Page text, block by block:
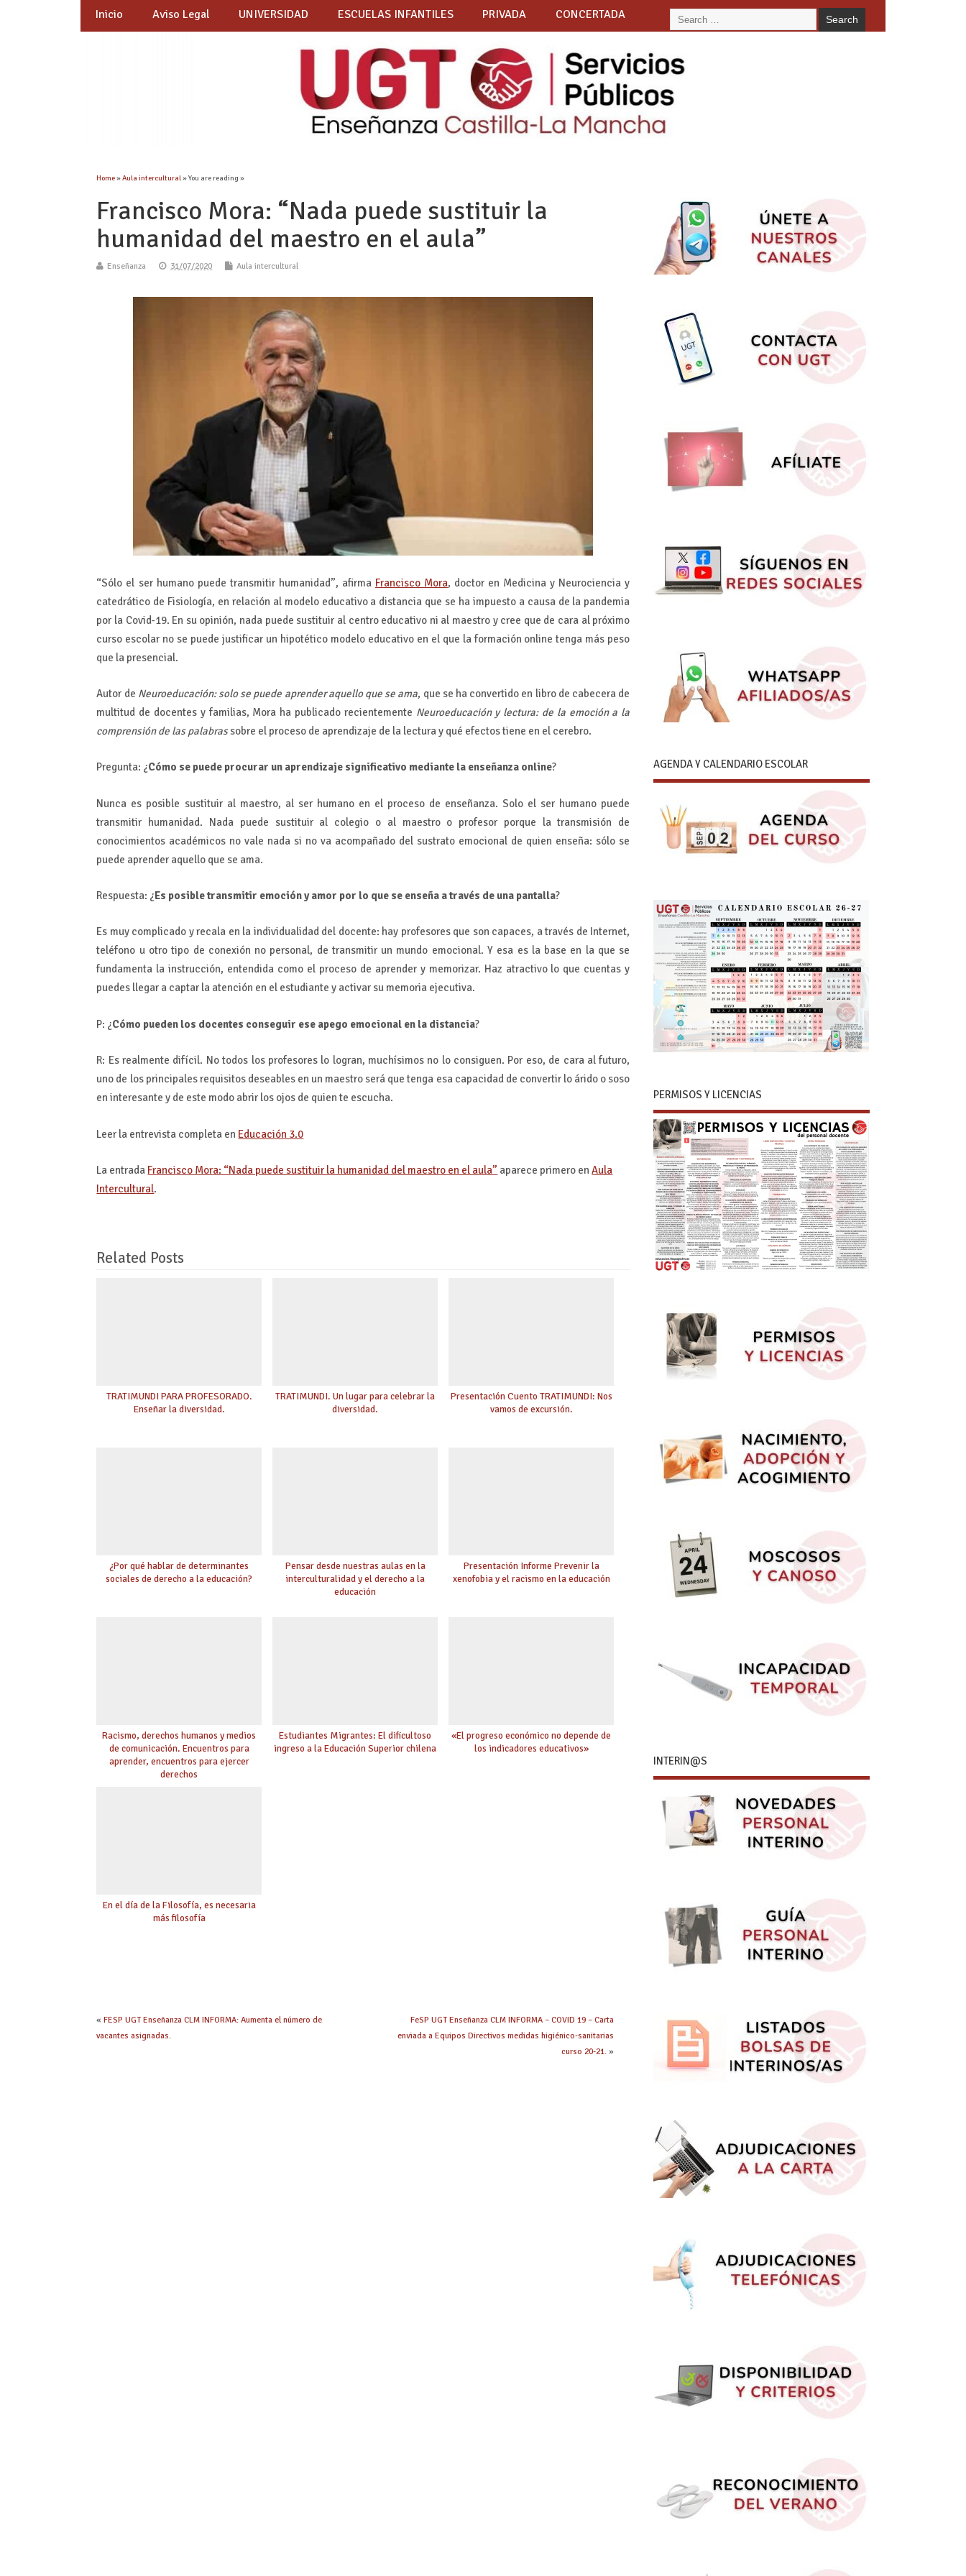
Inicio Aviso Legal UNIVERSIDAD ESCUELAS INFANTILES PRIVADA CONCERTADA
Home»Aula intercultural» You are reading »
Francisco Mora: “Nada puede sustituir la
humanidad del maestro en el aula”
Enseñanza 31/07/2020 Aula intercultural
“Sólo el ser humano puede transmitir humanidad”, afirma Francisco Mora, doctor en Medicina y Neurociencia y
catedrático de Fisiología, en relación al modelo educativo a distancia que se ha impuesto a causa de la pandemia
por la Covid-19. En su opinión, nada puede sustituir al centro educativo ni al maestro y cree que de cara al próximo
curso escolar no se puede justificar un hipotético modelo educativo en el que la formación online tenga más peso
que la presencial.
Autor de Neuroeducación: solo se puede aprender aquello que se ama, que se ha convertido en libro de cabecera de
multitud de docentes y familias, Mora ha publicado recientemente Neuroeducación y lectura: de la emoción a la
comprensión de las palabrassobre el proceso de aprendizaje de la lectura y qué efectos tiene en el cerebro.
Pregunta: ¿Cómo se puede procurar un aprendizaje significativo mediante la enseñanza online?
Nunca es posible sustituir al maestro, al ser humano en el proceso de enseñanza. Solo el ser humano puede
transmitir humanidad. Nada puede sustituir al colegio o al maestro o profesor porque la transmisión de
conocimientos académicos no vale nada si no va acompañado del sustrato emocional de quien enseña: sólo se
puede aprender aquello que se ama.
Respuesta: ¿Es posible transmitir emoción y amor por lo que se enseña a través de una pantalla?
Es muy complicado y recala en la individualidad del docente: hay profesores que son capaces, a través de Internet,
teléfono u otro tipo de conexión no personal, de transmitir un mundo emocional. Y esa es la base en la que se
fundamenta la instrucción, entendida como el proceso de aprender y memorizar. Haz atractivo lo que cuentas y
puedes llegar a captar la atención en el estudiante y activar su memoria ejecutiva.
P: ¿Cómo pueden los docentes conseguir ese apego emocional en la distancia?
R: Es realmente difícil. No todos los profesores lo logran, muchísimos no lo consiguen. Por eso, de cara al futuro,
uno de los principales requisitos deseables en un maestro será que tenga esa capacidad de convertir lo árido o soso
en interesante y de este modo abrir los ojos de quien te escucha.
Leer la entrevista completa en Educación 3.0
La entrada Francisco Mora: “Nada puede sustituir la humanidad del maestro en el aula” aparece primero enAula
Intercultural.
Related Posts
TRATIMUNDI PARA PROFESORADO.
Enseñar la diversidad.
TRATIMUNDI. Un lugar para celebrar la
diversidad.
Presentación Cuento TRATIMUNDI: Nos
vamos de excursión.
¿Por qué hablar de determinantes
sociales de derecho a la educación?
Pensar desde nuestras aulas en la
interculturalidad y el derecho a la
educación
Presentación Informe Prevenir la
xenofobia y el racismo en la educación
Racismo, derechos humanos y medios
de comunicación. Encuentros para
aprender, encuentros para ejercer
derechos
Estudiantes Migrantes: El dificultoso
ingreso a la Educación Superior chilena
«El progreso económico no depende de
los indicadores educativos»
En el día de la Filosofía, es necesaria
más filosofía
«FESP UGT Enseñanza CLM INFORMA: Aumenta el número de
vacantes asignadas.
FeSP UGT Enseñanza CLM INFORMA – COVID 19 – Carta
enviada a Equipos Directivos medidas higiénico-sanitarias
curso 20-21. »
AGENDA Y CALENDARIO ESCOLAR
PERMISOS Y LICENCIAS
INTERIN@S